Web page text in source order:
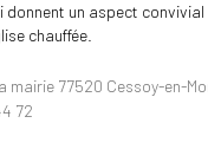
donnent un aspect convivial
chauffée.
mairie 77520 Cessoy-en-
72